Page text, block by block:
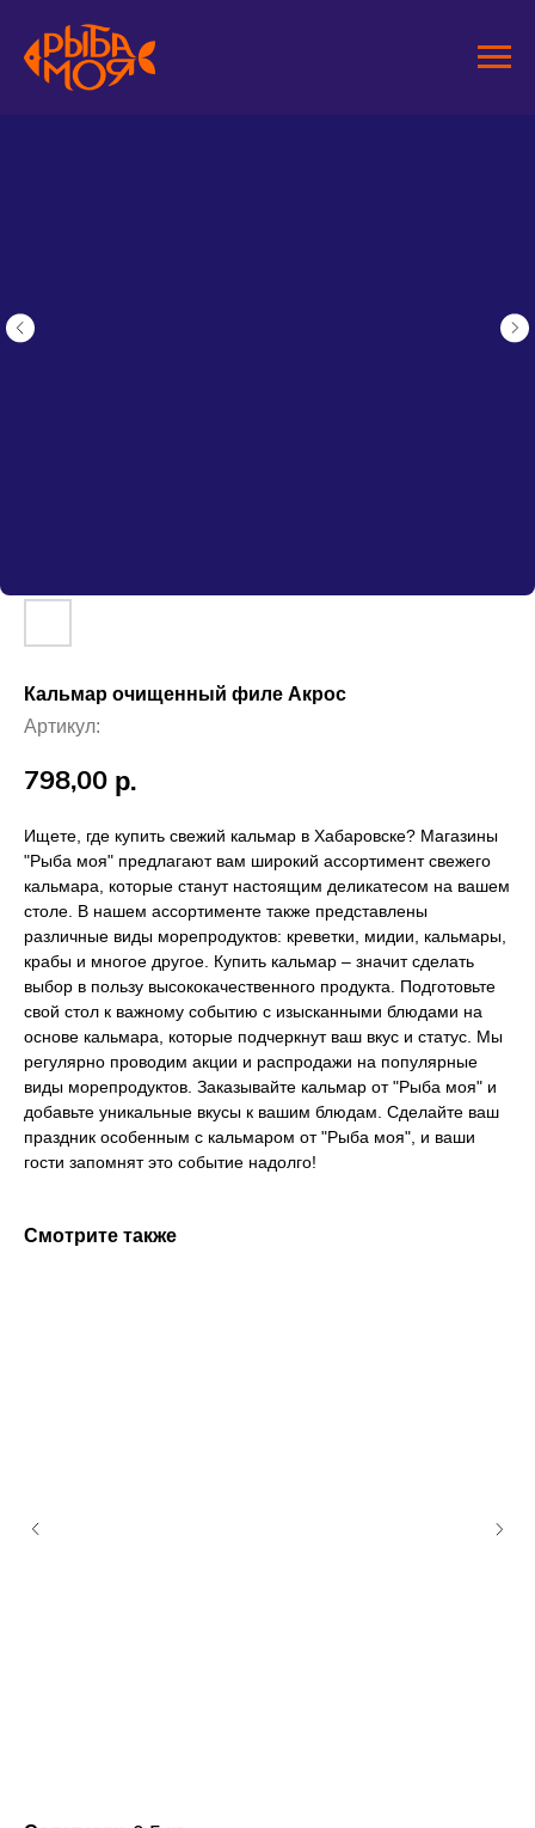
Кальмар очищенный филе Акрос
Артикул:
798,00 р.
Ищете, где купить свежий кальмар в Хабаровске? Магазины
"Рыба моя" предлагают вам широкий ассортимент свежего
кальмара, которые станут настоящим деликатесом на вашем
столе. В нашем ассортименте также представлены
различные виды морепродуктов: креветки, мидии, кальмары,
крабы и многое другое. Купить кальмар – значит сделать
выбор в пользу высококачественного продукта. Подготовьте
свой стол к важному событию с изысканными блюдами на
основе кальмара, которые подчеркнут ваш вкус и статус. Мы
регулярно проводим акции и распродажи на популярные
виды морепродуктов. Заказывайте кальмар от "Рыба моя" и
добавьте уникальные вкусы к вашим блюдам. Сделайте ваш
праздник особенным с кальмаром от "Рыба моя", и ваши
гости запомнят это событие надолго!
Смотрите также